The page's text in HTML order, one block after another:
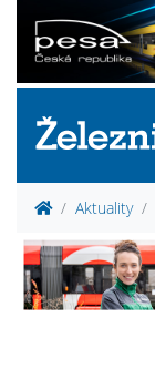
Aktuality